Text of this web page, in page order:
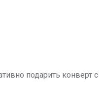
подарить конверт с